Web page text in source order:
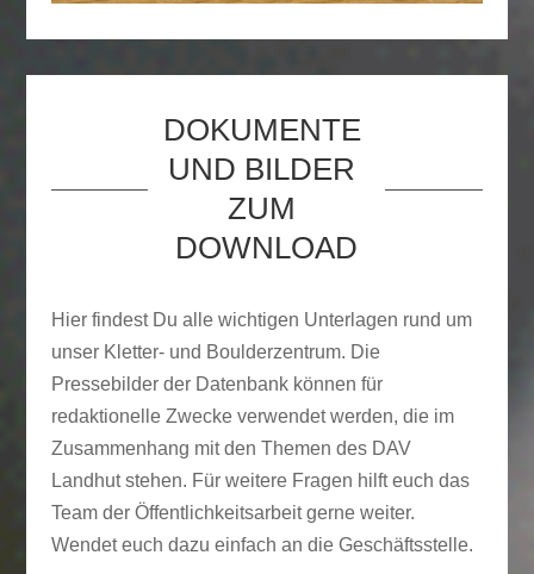
DOKUMENTE
UND BILDER
ZUM
DOWNLOAD
Hier findest Du alle wichtigen Unterlagen rund um
unser Kletter- und Boulderzentrum. Die
Pressebilder der Datenbank können für
redaktionelle Zwecke verwendet werden, die im
Zusammenhang mit den Themen des DAV
Landhut stehen. Für weitere Fragen hilft euch das
Team der Öffentlichkeitsarbeit gerne weiter.
Wendet euch dazu einfach an die Geschäftsstelle.